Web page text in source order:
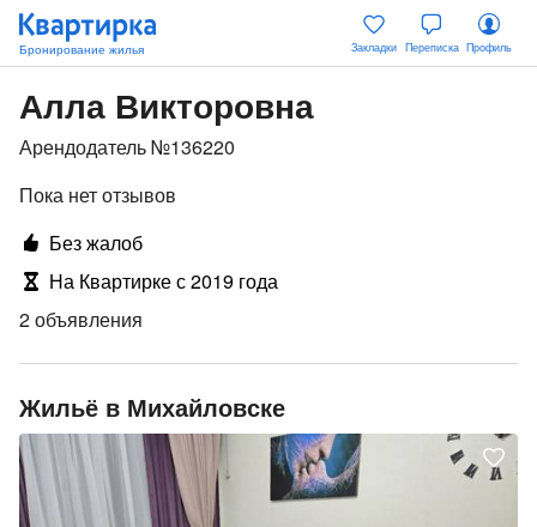
Закладки Переписка Профиль
Алла Викторовна
Арендодатель №136220
Пока нет отзывов
Без жалоб
На Квартирке с 2019 года
2 объявления
Жильё в Михайловске